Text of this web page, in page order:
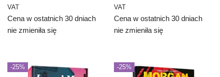
VAT
Cena w ostatnich 30 dniach
nie zmieniła się
VAT
Cena w ostatnich 30 dniach
nie zmieniła się
-25% -25%